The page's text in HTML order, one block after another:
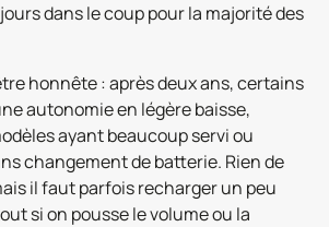
dans le coup pour la majorité des
honnête : après deux ans, certains
autonomie en légère baisse,
ayant beaucoup servi ou
changement de batterie. Rien de
il faut parfois recharger un peu
si on pousse le volume ou la